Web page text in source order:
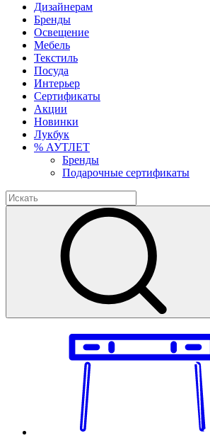
Дизайнерам
Бренды
Освещение
Мебель
Текстиль
Посуда
Интерьер
Сертификаты
Акции
Новинки
Лукбук
% АУТЛЕТ
Бренды
Подарочные сертификаты